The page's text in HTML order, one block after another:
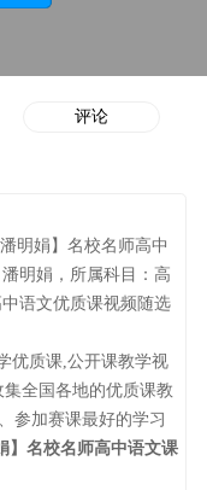
评论
明娟】名校名师高中
明娟，所属科目：高
语文优质课视频随选
优质课,公开课教学视
集全国各地的优质课教
参加赛课最好的学习
】名校名师高中语文课